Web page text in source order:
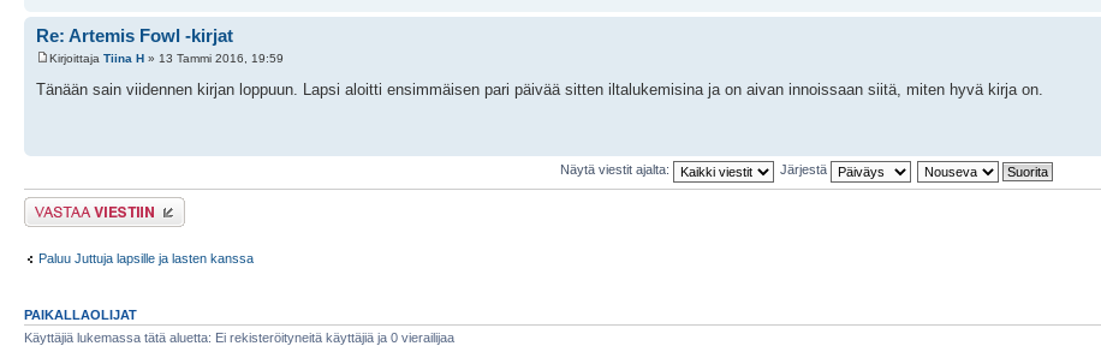
Re: Artemis Fowl -kirjat
Kirjoittaja Tiina H » 13 Tammi 2016, 19:59
Tänään sain viidennen kirjan loppuun. Lapsi aloitti ensimmäisen pari päivää sitten iltalukemisina ja on aivan innoissaan siitä, miten hyvä kirja on.
Näytä viestit ajalta: Järjestä
Lähetä vastaus
Paluu Juttuja lapsille ja lasten kanssa
PAIKALLAOLIJAT
Käyttäjiä lukemassa tätä aluetta: Ei rekisteröityneitä käyttäjiä ja 0 vierailijaa